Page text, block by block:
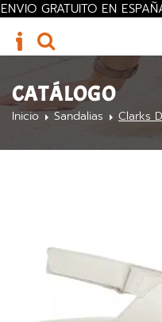
ENVIO GRATUITO EN
CATÁLOGO
Inicio Sandalias Clarks